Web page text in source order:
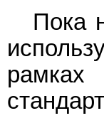
Пока
рамках